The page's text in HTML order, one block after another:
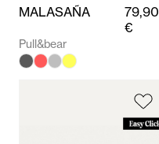
MALASAÑA
79,90
€
Pull&bear